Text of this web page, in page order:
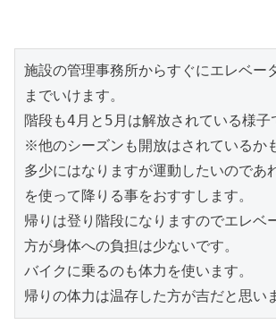
施設の管理事務所からすぐにエレベー
までいけます。
階段も4月と5月は解放されている様子
※他のシーズンも開放はされているか
多少にはなりますが運動したいのであ
を使って降りる事をおすすします。
帰りは登り階段になりますのでエレベ
方が身体への負担は少ないです。
バイクに乗るのも体力を使います。
帰りの体力は温存した方が吉だと思い